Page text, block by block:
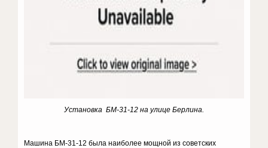
Установка БМ-31-12 на улице Берлина.
Машина БМ-31-12 была наиболее мощной из советских